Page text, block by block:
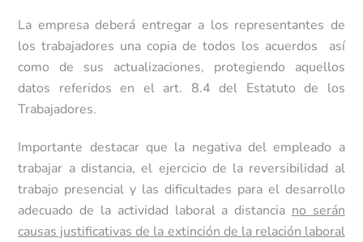
La empresa deberá entregar a los representantes de
los trabajadores una copia de todos los acuerdos así
como de sus actualizaciones, protegiendo aquellos
datos referidos en el art. 8.4 del Estatuto de los
Trabajadores.
Importante destacar que la negativa del empleado a
trabajar a distancia, el ejercicio de la reversibilidad al
trabajo presencial y las dificultades para el desarrollo
adecuado de la actividad laboral a distancia no serán
causas justificativas de la extinción de la relación laboral